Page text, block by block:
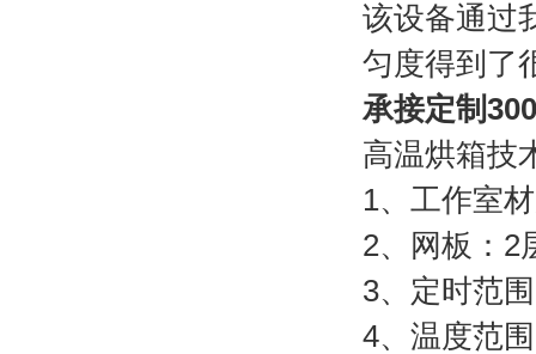
该设备通过
匀度得到了
承接定制
高温烘箱技
1、工作室
2、网板：2
3、定时范
4、温度范